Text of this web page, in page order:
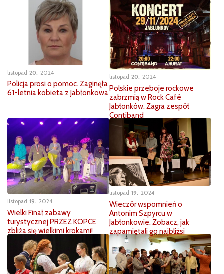
listopad 20 2024
Policja prosi o pomoc. Zaginęła
61-letnia kobieta z Jabłonkowa
listopad 20 2024
Polskie przeboje rockowe
zabrzmią w Rock Café
Jabłonków. Zagra zespół
Contiband
listopad 19 2024
Wielki Finał zabawy
turystycznej PRZEZ KOPCE
zbliża się wielkimi krokami!
listopad 19 2024
Wieczór wspomnień o
Antonim Szpyrcu w
Jabłonkowie. Zobacz, jak
zapamiętali go najbliżsi